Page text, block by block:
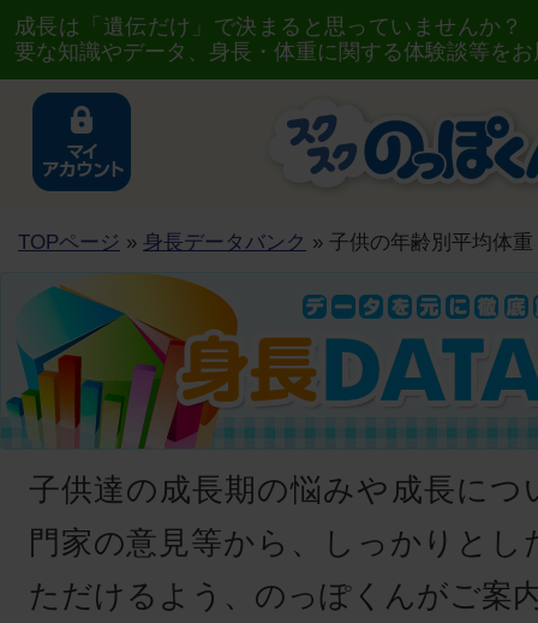
成長は「遺伝だけ」で決まると思っていませんか
要な知識やデータ、身長・体重に関する体験談等を
TOPページ » 身長データバンク » 子供の年齢別平均体
子供達の成長期の悩みや成長につ
門家の意見等から、しっかりと
ただけるよう、のっぽくんがご案